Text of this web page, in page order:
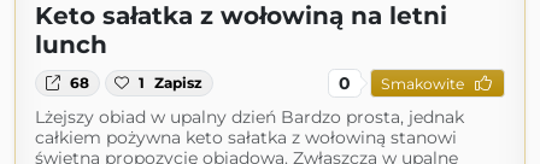
Keto sałatka z wołowiną na letni
lunch
68 1 Zapisz 0 Smakowite
Lżejszy obiad w upalny dzień Bardzo prosta, jednak
całkiem pożywna keto sałatka z wołowiną stanowi
świetną propozycję obiadową. Zwłaszcza w upalne